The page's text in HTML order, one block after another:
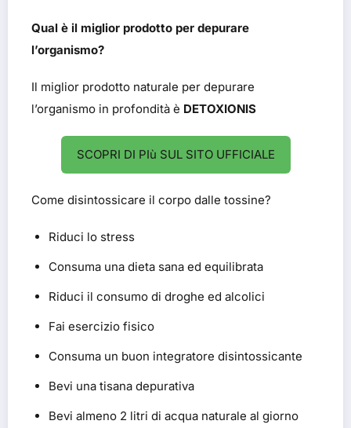
Qual è il miglior prodotto per depurare
l’organismo?
Il miglior prodotto naturale per depurare
l’organismo in profondità è DETOXIONIS
SCOPRI DI PIù SUL SITO UFFICIALE
Come disintossicare il corpo dalle tossine?
Riduci lo stress
Consuma una dieta sana ed equilibrata
Riduci il consumo di droghe ed alcolici
Fai esercizio fisico
Consuma un buon integratore disintossicante
Bevi una tisana depurativa
Bevi almeno 2 litri di acqua naturale al giorno